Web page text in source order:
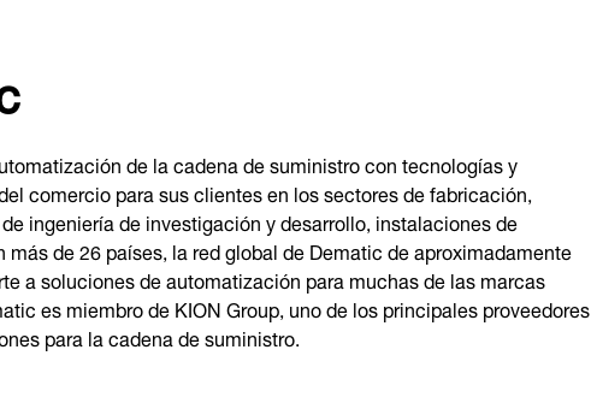
de la cadena de suministro con tecnologías y
comercio para sus clientes en los sectores de fabricación,
ingeniería de investigación y desarrollo, instalaciones de
de 26 países, la red global de Dematic de aproximadamente
a soluciones de automatización para muchas de las marcas
es miembro de KION Group, uno de los principales proveedores
para la cadena de suministro.